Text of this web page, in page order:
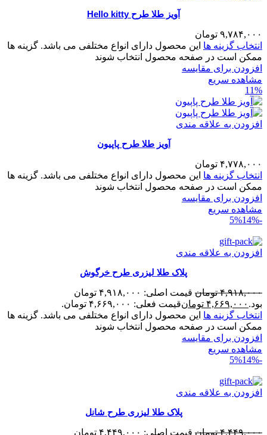
آویز طلا طرح Hello kitty
۹,۷۸۴,۰۰۰ تومان
انتخاب گزینه ها این محصول دارای انواع مختلفی می باشد. گزینه ها
ممکن است در صفحه محصول انتخاب شوند
افزودن برای مقایسه
مشاهده سریع
11%
افزودن به علاقه مندی
آویز طلا طرح پاپیون
۴,۷۷۸,۰۰۰ تومان
انتخاب گزینه ها این محصول دارای انواع مختلفی می باشد. گزینه ها
ممکن است در صفحه محصول انتخاب شوند
افزودن برای مقایسه
مشاهده سریع
-5%
14%
افزودن به علاقه مندی
پلاک طلا لیزری طرح خرگوش
۴,۹۱۸,۰۰۰ تومان
قیمت اصلی: ۴,۹۱۸,۰۰۰ تومان
بود. ۴,۶۶۹,۰۰۰ تومانقیمت فعلی: ۴,۶۶۹,۰۰۰ تومان.
انتخاب گزینه ها این محصول دارای انواع مختلفی می باشد. گزینه ها
ممکن است در صفحه محصول انتخاب شوند
افزودن برای مقایسه
مشاهده سریع
-5%
14%
افزودن به علاقه مندی
پلاک طلا لیزری طرح شانل
۴,۴۴۹,۰۰۰ تومان قیمت اصلی: ۴,۴۴۹,۰۰۰ تومان